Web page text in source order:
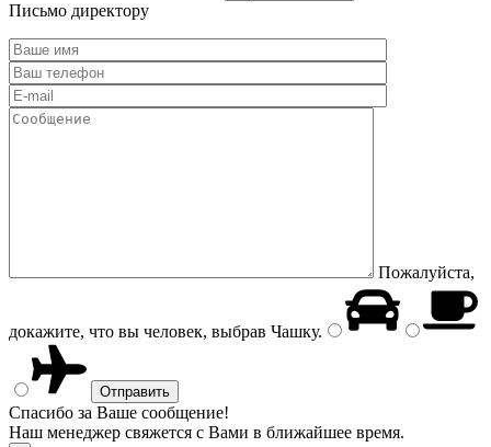
Письмо директору
Пожалуйста,
докажите, что вы человек, выбрав Чашку.
Спасибо за Ваше сообщение!
Наш менеджер свяжется с Вами в ближайшее время.